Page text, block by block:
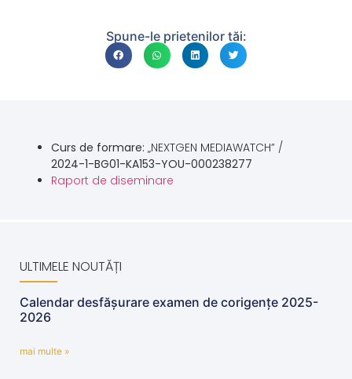
Spune-le prietenilor tăi:
Curs de formare: „NEXTGEN MEDIAWATCH” /
2024-1-BG01-KA153-YOU-000238277
Raport de diseminare
ULTIMELE NOUTĂȚI
Calendar desfășurare examen de corigențe 2025-
2026
mai multe »